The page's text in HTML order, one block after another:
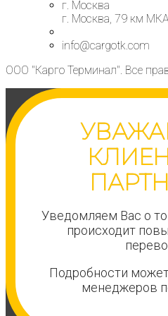
г. Москва
г. Москва, 79 км
info@cargotk.com
ООО "Карго Терминал". Все
Уведомляем Вас о
происходит
Подробности
менеджеров